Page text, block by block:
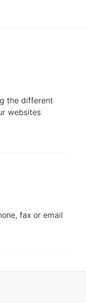
the different
websites
fax or email